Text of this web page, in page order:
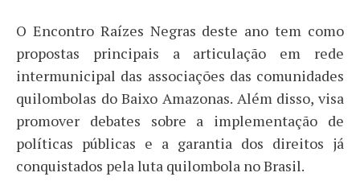
O Encontro Raízes Negras deste ano tem como
propostas principais a articulação em rede
intermunicipal das associações das comunidades
quilombolas do Baixo Amazonas. Além disso, visa
promover debates sobre a implementação de
políticas públicas e a garantia dos direitos já
conquistados pela luta quilombola no Brasil.